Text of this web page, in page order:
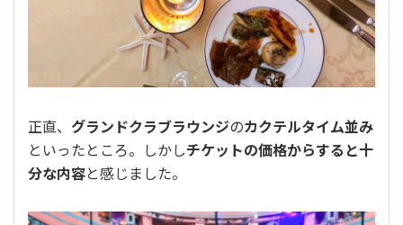
正直、 グランドクラブラウンジのカクテルタイム並み
といったところ。しかしチケットの価格からすると十
分な内容と感じました。